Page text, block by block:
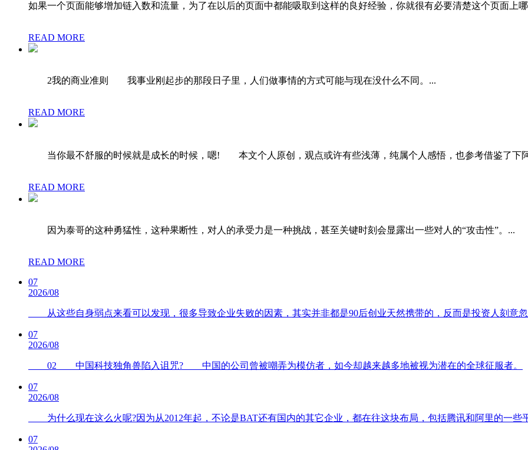
如果一个页面能够增加链入数和流量，为了在以后的页面中都能吸取到这样的良好经验，你就很有必要清楚这个页面上
READ MORE
2我的商业准则 我事业刚起步的那段日子里，人们做事情的方式可能与现在没什么不同。...
READ MORE
当你最不舒服的时候就是成长的时候，嗯! 本文个人原创，观点或许有些浅薄，纯属个人感悟，也参考借鉴了下
READ MORE
因为泰哥的这种勇猛性，这种果断性，对人的承受力是一种挑战，甚至关键时刻会显露出一些对人的“攻击性”。...
READ MORE
07
2026/08
从这些自身弱点来看可以发现，很多导致企业失败的因素，其实并非都是90后创业天然携带的，反而是投资人刻意忽
07
2026/08
02 中国科技独角兽陷入诅咒? 中国的公司曾被嘲弄为模仿者，如今却越来越多地被视为潜在的全球征服者。
07
2026/08
为什么现在这么火呢?因为从2012年起，不论是BAT还有国内的其它企业，都在往这块布局，包括腾讯和阿里的一些
07